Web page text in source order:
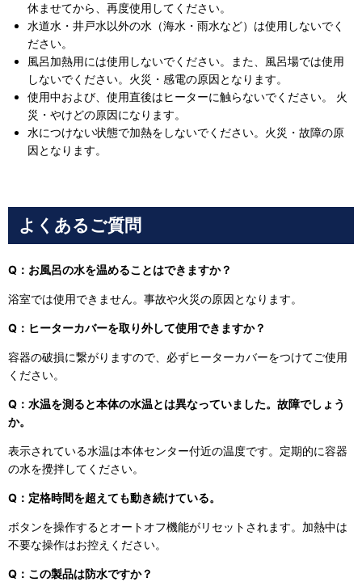
休ませてから、再度使用してください。
水道水・井戸水以外の水（海水・雨水など）は使用しないでく
ださい。
風呂加熱用には使用しないでください。また、風呂場では使用
しないでください。火災・感電の原因となります。
使用中および、使用直後はヒーターに触らないでください。 火
災・やけどの原因になります。
水につけない状態で加熱をしないでください。火災・故障の原
因となります。
よくあるご質問
Q：お風呂の水を温めることはできますか？
浴室では使用できません。事故や火災の原因となります。
Q：ヒーターカバーを取り外して使用できますか？
容器の破損に繋がりますので、必ずヒーターカバーをつけてご使用
ください。
Q：水温を測ると本体の水温とは異なっていました。故障でしょう
か。
表示されている水温は本体センター付近の温度です。定期的に容器
の水を攪拌してください。
Q：定格時間を超えても動き続けている。
ボタンを操作するとオートオフ機能がリセットされます。加熱中は
不要な操作はお控えください。
Q：この製品は防水ですか？